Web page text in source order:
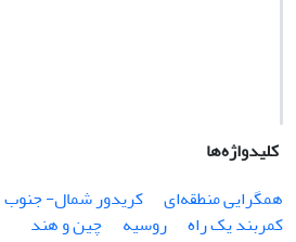
کلیدواژه‌ها
همگرایی منطقه‌ای
کریدور شمال- جنوب
کمربند یک راه
روسیه چین و هند